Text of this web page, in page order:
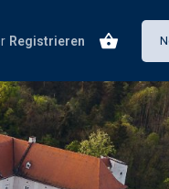
Registrieren